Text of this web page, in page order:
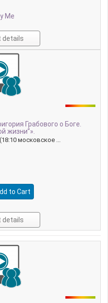
Me
details
Грабового о Боге.
жизни”».
московское ...
details